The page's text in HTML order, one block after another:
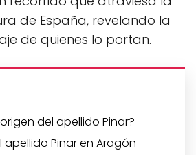
de España, revelando la
de quienes lo portan.
del apellido Pinar?
apellido Pinar en Aragón